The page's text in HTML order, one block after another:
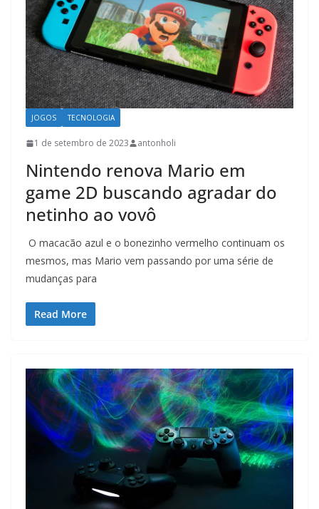
JOGOS TECNOLOGIA
1 de setembro de 2023 antonholi
Nintendo renova Mario em
game 2D buscando agradar do
netinho ao vovô
O macacão azul e o bonezinho vermelho continuam os
mesmos, mas Mario vem passando por uma série de
mudanças para
Read More